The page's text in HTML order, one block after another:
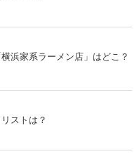
浜家系ラーメン店」はどこ？
ストは？